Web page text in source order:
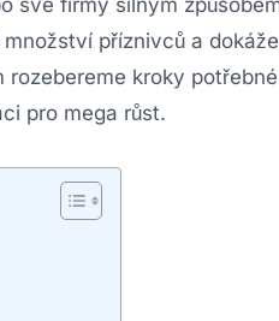
své firmy silným
příznivců a
kroky
pro mega růst.